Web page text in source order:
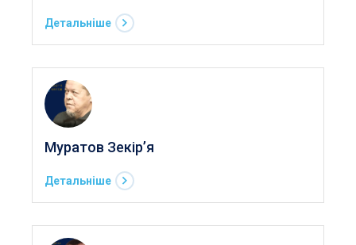
Детальніше
Муратов Зекір’я
Детальніше